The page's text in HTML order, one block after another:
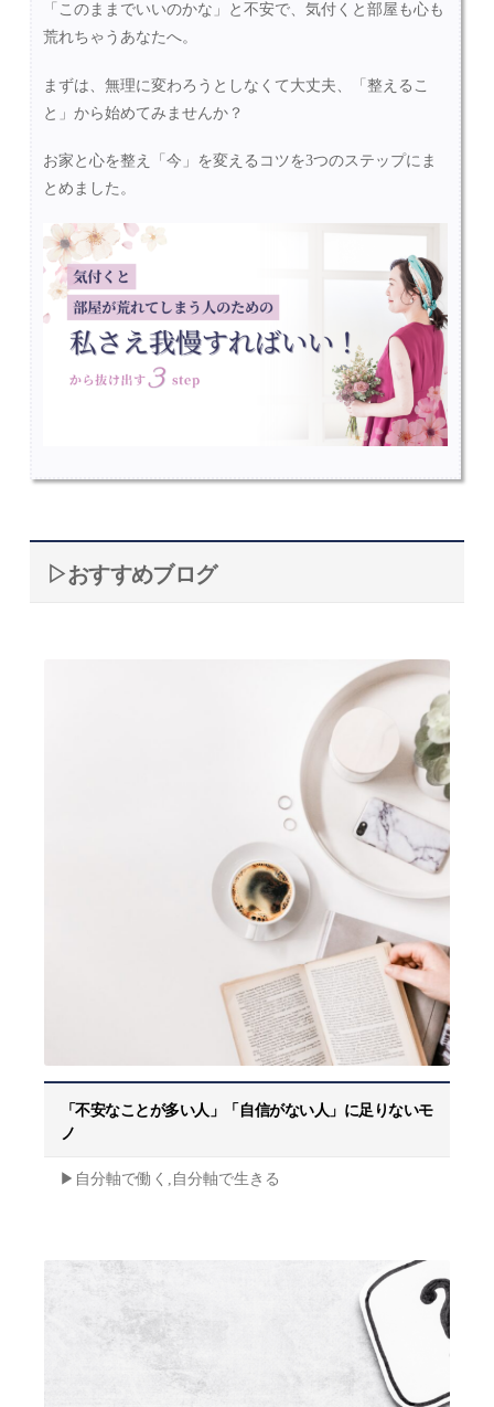
「このままでいいのかな」と不安で、気付くと部屋も心も
荒れちゃうあなたへ。
まずは、無理に変わろうとしなくて大丈夫、「整えるこ
と」から始めてみませんか？
お家と心を整え「今」を変えるコツを3つのステップにま
とめました。
▷おすすめブログ
「不安なことが多い人」「自信がない人」に足りないモ
ノ
▶︎自分軸で働く,自分軸で生きる